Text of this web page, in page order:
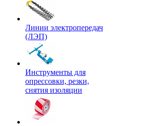
Линии электропередач
(ЛЭП)
Инструменты для
опрессовки, резки,
снятия изоляции